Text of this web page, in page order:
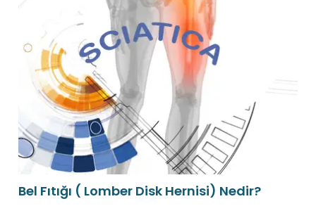
Bel Fıtığı ( Lomber Disk Hernisi) Nedir?